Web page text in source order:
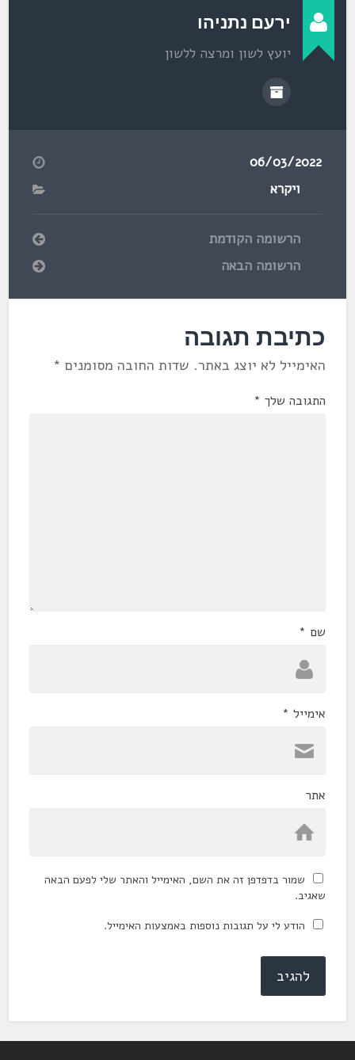
ירעם נתניהו
יועץ לשון ומרצה ללשון
06/03/2022
ויקרא
הרשומה הקודמת
הרשומה הבאה
כתיבת תגובה
האימייל לא יוצג באתר. שדות החובה מסומנים *
התגובה שלך *
שם *
אימייל *
אתר
שמור בדפדפן זה את השם, האימייל והאתר שלי לפעם הבאה
שאגיב.
הודע לי על תגובות נוספות באמצעות האימייל.